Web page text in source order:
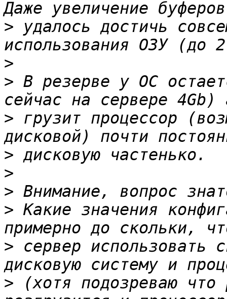
> удалось достичь
>
> В резерве у ОС
> грузит процессор
>
>
>
> Какие значения
> сервер использовать
> (хотя подозреваю что